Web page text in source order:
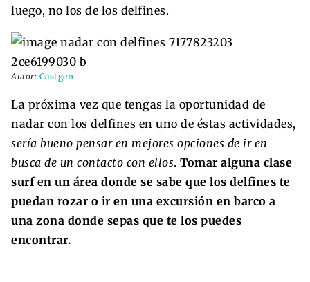
luego, no los de los delfines.
Autor: Castgen
La próxima vez que tengas la oportunidad de
nadar con los delfines en uno de éstas actividades,
sería bueno pensar en mejores opciones de ir en
busca de un contacto con ellos. Tomar alguna clase
surf en un área donde se sabe que los delfines te
puedan rozar o ir en una excursión en barco a
una zona donde sepas que te los puedes
encontrar.